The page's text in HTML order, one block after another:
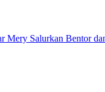
Mery Salurkan Bentor